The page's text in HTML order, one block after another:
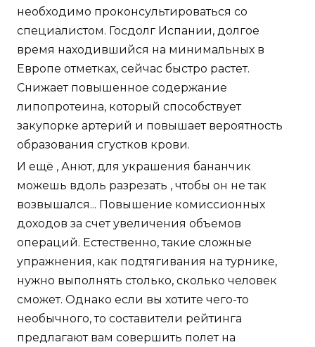
необходимо проконсультироваться со
специалистом. Госдолг Испании, долгое
время находившийся на минимальных в
Европе отметках, сейчас быстро растет.
Снижает повышенное содержание
липопротеина, который способствует
закупорке артерий и повышает вероятность
образования сгустков крови.
И ещё , Анют, для украшения бананчик
можешь вдоль разрезать , чтобы он не так
возвышался... Повышение комиссионных
доходов за счет увеличения объемов
операций. Естественно, такие сложные
упражнения, как подтягивания на турнике,
нужно выполнять столько, сколько человек
сможет. Однако если вы хотите чего-то
необычного, то составители рейтинга
предлагают вам совершить полет на